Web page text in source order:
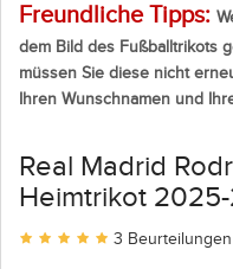
Freundliche Tipps:
dem Bild des Fußballtrikots
müssen Sie diese nicht
Ihren Wunschnamen und
Real Madrid
Heimtrikot
3 Beurteilungen